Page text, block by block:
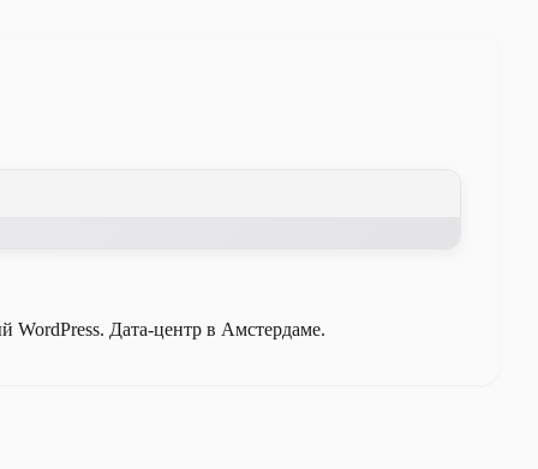
WordPress. Дата-центр в Амстердаме.